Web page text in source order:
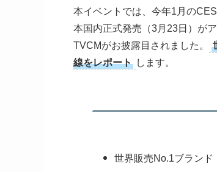
本イベントでは、今年1月の
本国内正式発売（3月23日）が
TVCMがお披露目されました。
線をレポート します。
世界販売No.1ブラン